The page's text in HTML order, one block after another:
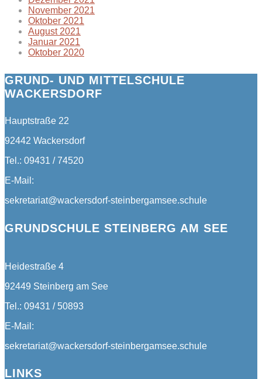
November 2021
Oktober 2021
August 2021
Januar 2021
Oktober 2020
GRUND- UND MITTELSCHULE
WACKERSDORF
Hauptstraße 22
92442 Wackersdorf
Tel.: 09431 / 74520
E-Mail:
sekretariat@wackersdorf-steinbergamsee.schule
GRUNDSCHULE STEINBERG AM SEE
Heidestraße 4
92449 Steinberg am See
Tel.: 09431 / 50893
E-Mail:
sekretariat@wackersdorf-steinbergamsee.schule
LINKS